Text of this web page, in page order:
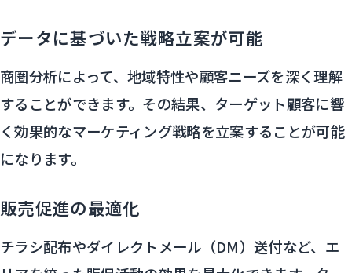
データに基づいた戦略立案が可能
商圏分析によって、地域特性や顧客ニーズを深く理解
することができます。その結果、ターゲット顧客に響
く効果的なマーケティング戦略を立案することが可能
になります。
販売促進の最適化
チラシ配布やダイレクトメール（DM）送付など、エ